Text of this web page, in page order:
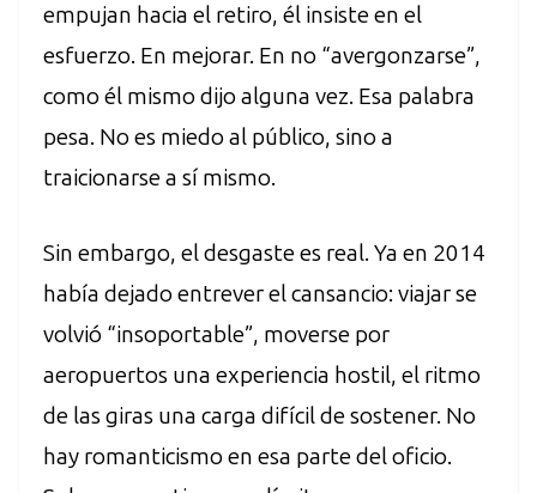
empujan hacia el retiro, él insiste en el
esfuerzo. En mejorar. En no “avergonzarse”,
como él mismo dijo alguna vez. Esa palabra
pesa. No es miedo al público, sino a
traicionarse a sí mismo.
Sin embargo, el desgaste es real. Ya en 2014
había dejado entrever el cansancio: viajar se
volvió “insoportable”, moverse por
aeropuertos una experiencia hostil, el ritmo
de las giras una carga difícil de sostener. No
hay romanticismo en esa parte del oficio.